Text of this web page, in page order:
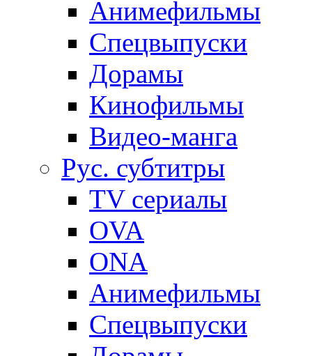
Анимефильмы
Спецвыпуски
Дорамы
Кинофильмы
Видео-манга
Рус. субтитры
TV сериалы
OVA
ONA
Анимефильмы
Спецвыпуски